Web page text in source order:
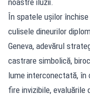
În spatele ușilor
culisele dineurilor
Geneva, adevărul
castrare simbolică,
lume interconectată, în
fire invizibile,